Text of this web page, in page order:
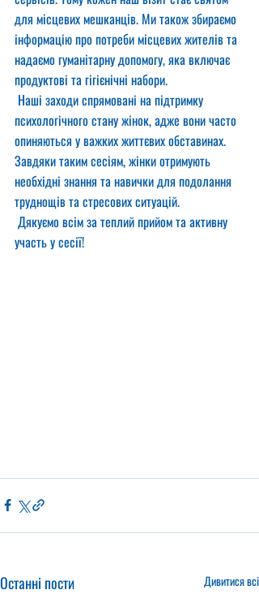
для місцевих мешканців. Ми також збираємо
інформацію про потреби місцевих жителів та
надаємо гуманітарну допомогу, яка включає
продуктові та гігієнічні набори.
Наші заходи спрямовані на підтримку
психологічного стану жінок, адже вони часто
опиняються у важких життєвих обставинах.
Завдяки таким сесіям, жінки отримують
необхідні знання та навички для подолання
труднощів та стресових ситуацій.
Дякуємо всім за теплий прийом та активну
участь у сесії!
Останні пости Дивитися всі